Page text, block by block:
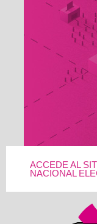
ACCEDE AL
NACIONAL